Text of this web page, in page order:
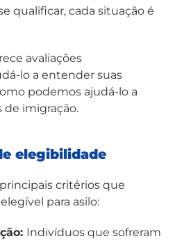
qualificar, cada situação é
avaliações
lo a entender suas
podemos ajudá-lo a
de imigração.
elegibilidade
critérios que
para asilo:
Indivíduos que sofreram